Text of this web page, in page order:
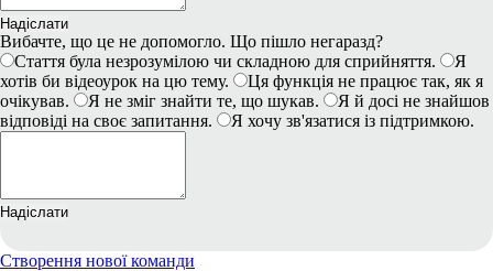
Надіслати
Вибачте, що це не допомогло. Що пішло негаразд?
Стаття була незрозумілою чи складною для сприйняття.
Я
хотів би відеоурок на цю тему.
Ця функція не працює так, як я
очікував.
Я не зміг знайти те, що шукав.
Я й досі не знайшов
відповіді на своє запитання.
Я хочу зв'язатися із підтримкою.
Надіслати
Створення нової команди